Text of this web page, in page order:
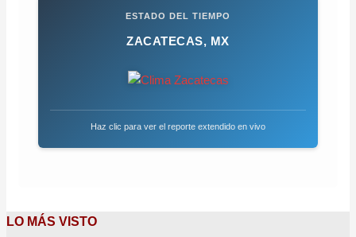
ESTADO DEL TIEMPO
ZACATECAS, MX
Haz clic para ver el reporte extendido en vivo
LO MÁS VISTO